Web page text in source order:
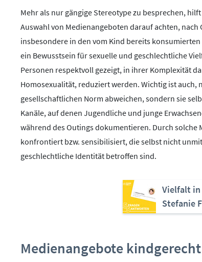
Mehr als nur gängige Stereotype zu besprechen,
Auswahl von Medienangeboten darauf achten,
insbesondere in den vom Kind bereits
ein Bewusstsein für sexuelle und geschlechtliche
Personen respektvoll gezeigt, in ihrer Komplexität
Homosexualität, reduziert werden. Wichtig ist
gesellschaftlichen Norm abweichen, sondern sie
Kanäle, auf denen Jugendliche und junge
während des Outings dokumentieren. Durch
konfrontiert bzw. sensibilisiert, die selbst nicht
geschlechtliche Identität betroffen sind.
Vielfalt in
Stefanie
Medienangebote